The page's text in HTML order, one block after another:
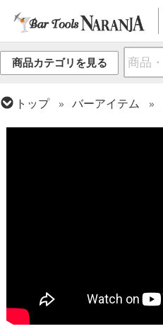
商品カテゴリを見る
トップ バーアイテム